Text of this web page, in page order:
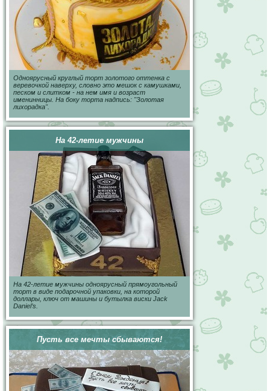
Одноярусный круглый торт золотого оттенка с
веревочкой наверху, словно это мешок с камушками,
песком и слитком - на нем имя и возраст
именинницы. На боку торта надпись: "Золотая
лихорадка".
На 42-летие мужчины
На 42-летие мужчины одноярусный прямоугольный
торт в виде подарочной упаковки, на которой
доллары, ключ от машины и бутылка виски Jack
Daniel’s.
Пусть все мечты сбываются!